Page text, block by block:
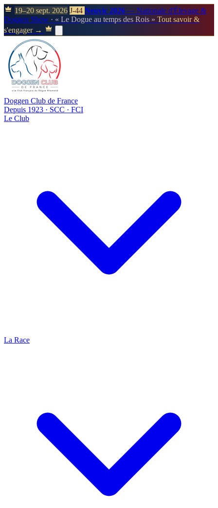
19–20 sept. 2026 J-44 Neuvic 2026 — Nationale d'Élevage &
Doggen Show · « Le Dogue au temps des Rois » Tout savoir &
s'engager →
Doggen Club de France
Depuis 1923 · SCC · FCI
Le Club
La Race